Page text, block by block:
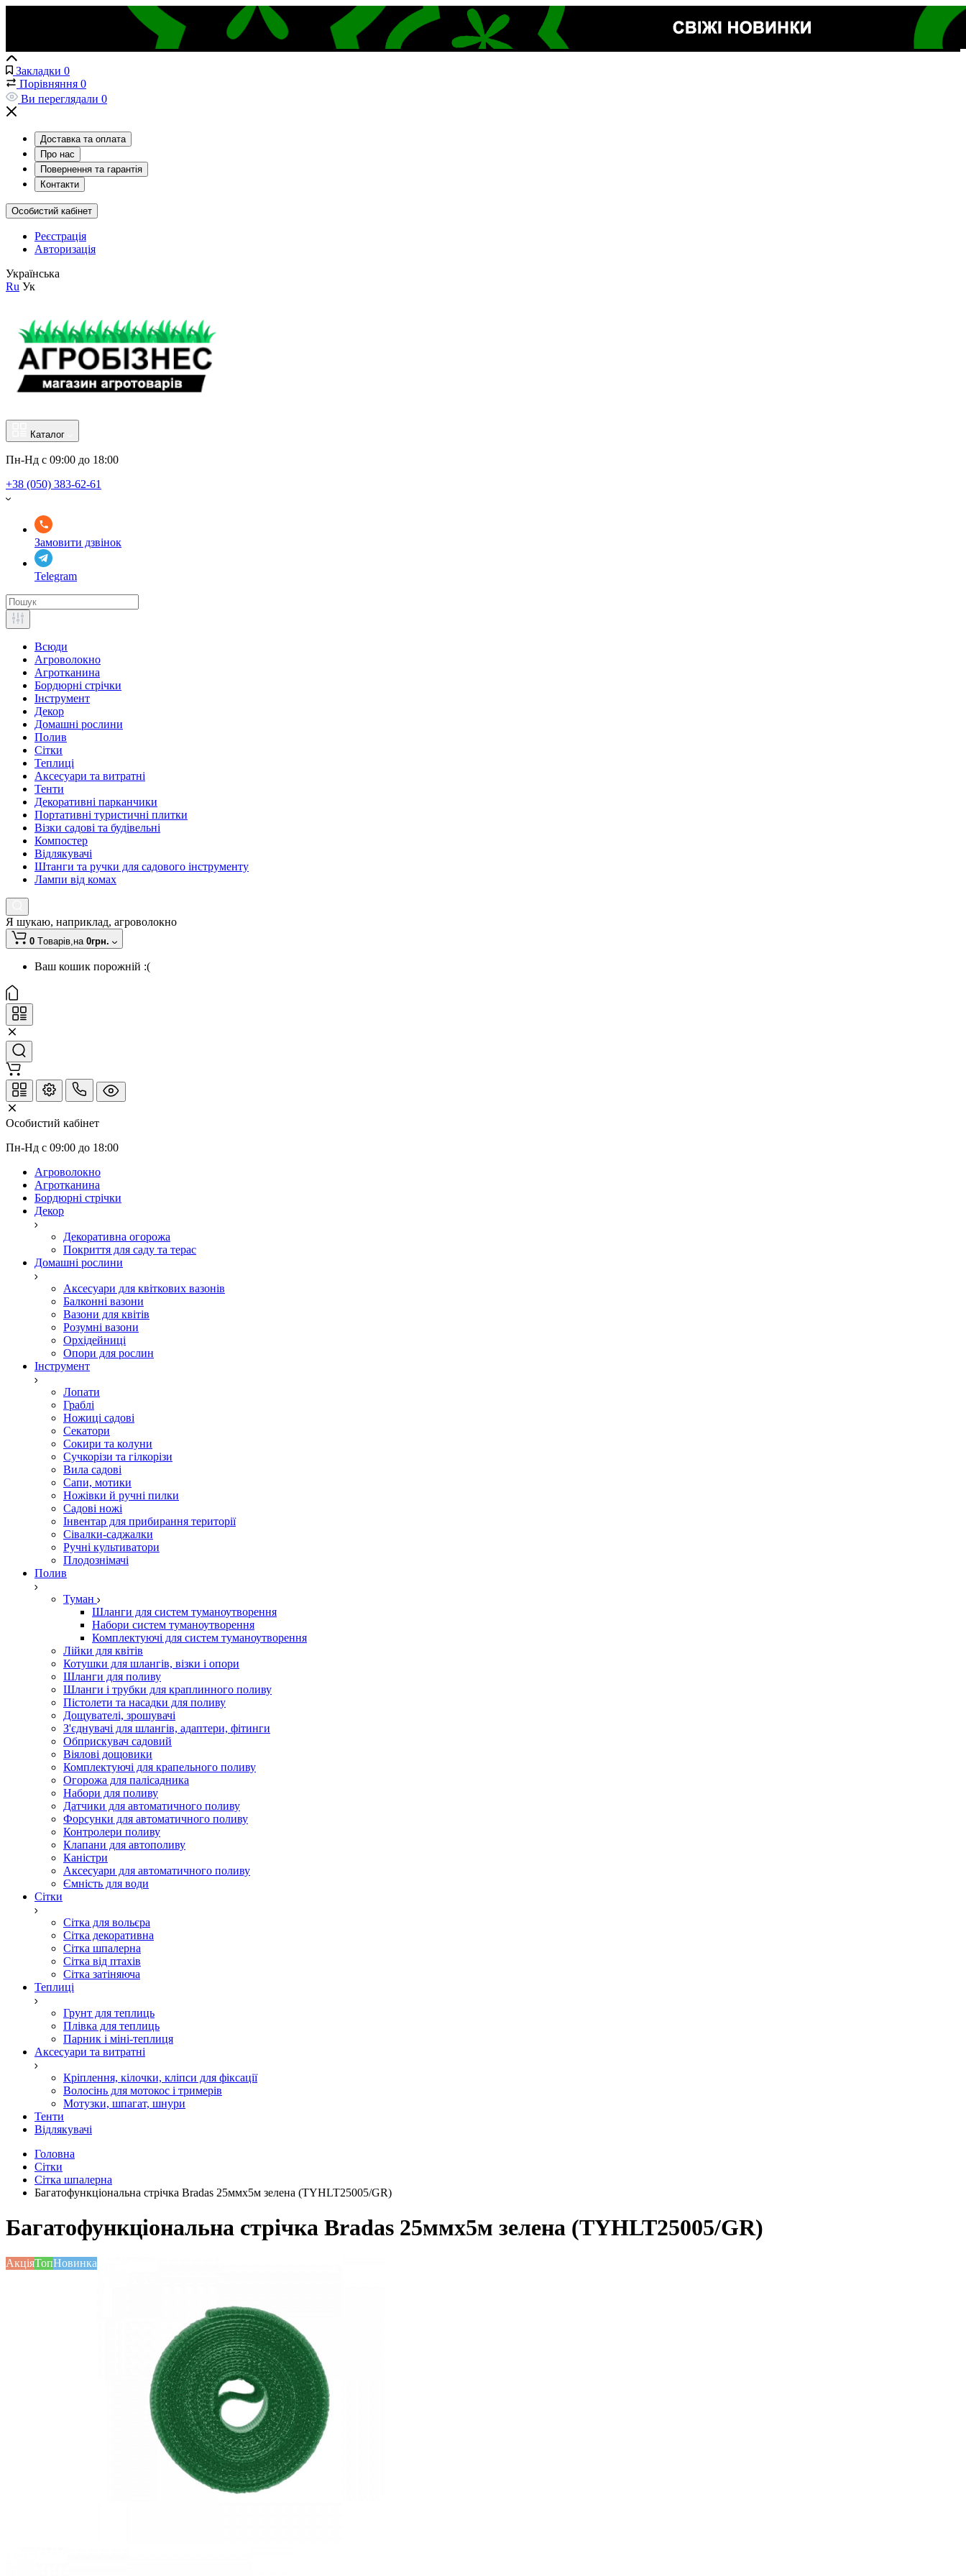
Закладки 0
Порівняння 0
Ви переглядали 0
Доставка та оплата
Про нас
Повернення та гарантія
Контакти
Особистий кабінет
Реєстрація
Авторизація
Українська
Ru Ук
Каталог
Пн-Нд с 09:00 до 18:00
+38 (050) 383-62-61
Замовити дзвінок
Telegram
Всюди
Агроволокно
Агротканина
Бордюрні стрічки
Інструмент
Декор
Домашні рослини
Полив
Сітки
Теплиці
Аксесуари та витратні
Тенти
Декоративні парканчики
Портативні туристичні плитки
Візки садові та будівельні
Компостер
Відлякувачі
Штанги та ручки для садового інструменту
Лампи від комах
Я шукаю, наприклад, агроволокно
0 Tоварів,на 0грн.
Ваш кошик порожній :(
Особистий кабінет
Пн-Нд с 09:00 до 18:00
Агроволокно
Агротканина
Бордюрні стрічки
Декор
Декоративна огорожа
Покриття для саду та терас
Домашні рослини
Аксесуари для квіткових вазонів
Балконні вазони
Вазони для квітів
Розумні вазони
Орхідейниці
Опори для рослин
Інструмент
Лопати
Граблі
Ножиці садові
Секатори
Сокири та колуни
Сучкорізи та гілкорізи
Вила садові
Сапи, мотики
Ножівки й ручні пилки
Садові ножі
Інвентар для прибирання території
Сівалки-саджалки
Ручні культиватори
Плодознімачі
Полив
Туман
Шланги для систем туманоутворення
Набори систем туманоутворення
Комплектуючі для систем туманоутворення
Лійки для квітів
Котушки для шлангів, візки і опори
Шланги для поливу
Шланги і трубки для краплинного поливу
Пістолети та насадки для поливу
Дощувателі, зрошувачі
З'єднувачі для шлангів, адаптери, фітинги
Обприскувач садовий
Віялові дощовики
Комплектуючі для крапельного поливу
Огорожа для палісадника
Набори для поливу
Датчики для автоматичного поливу
Форсунки для автоматичного поливу
Контролери поливу
Клапани для автополиву
Каністри
Аксесуари для автоматичного поливу
Ємність для води
Сітки
Сітка для вольєра
Сітка декоративна
Сітка шпалерна
Сітка від птахів
Сітка затіняюча
Теплиці
Грунт для теплиць
Плівка для теплиць
Парник і міні-теплиця
Аксесуари та витратні
Кріплення, кілочки, кліпси для фіксації
Волосінь для мотокос і тримерів
Мотузки, шпагат, шнури
Тенти
Відлякувачі
Головна
Сітки
Сітка шпалерна
Багатофункціональна стрічка Bradas 25ммх5м зелена (TYHLT25005/GR)
Багатофункціональна стрічка Bradas 25ммх5м зелена (TYHLT25005/GR)
АкціяТопНовинка